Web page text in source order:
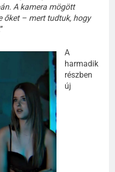
A kamera mögött
őket – mert tudtuk, hogy
A
harmadik
részben
új